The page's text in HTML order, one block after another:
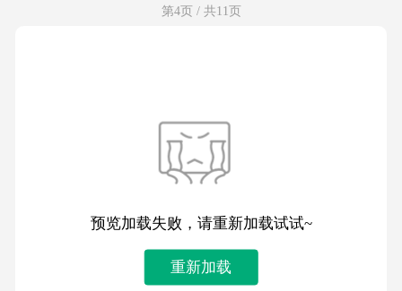
第4页 / 共11页
预览加载失败，请重新加载试试~
重新加载